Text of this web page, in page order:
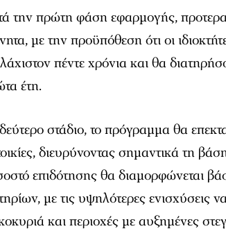
την πρώτη φάση εφαρμογής,
με την προϋπόθεση ότι οι
πέντε χρόνια και θα
έτη.
στάδιο, το πρόγραμμα θα
διευρύνοντας σημαντικά τη
επιδότησης θα διαμορφώνεται
με τις υψηλότερες ενισχύσεις
και περιοχές με αυξημένες